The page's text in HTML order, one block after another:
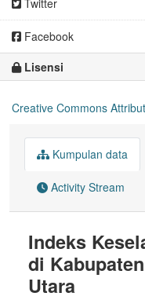
Twitter
Facebook
Lisensi
Creative Commons
Kumpulan data
Activity Stream
Indeks
di
Utara